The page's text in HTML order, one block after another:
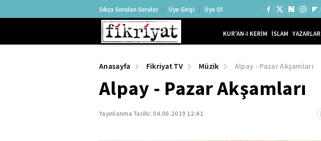
Sıkça Sorulan Sorular Üye Girişi Üye Ol
KUR'AN-I KERİM İSLAM YAZARLAR
Anasayfa Fikriyat TV Müzik Alpay - Pazar Akşamları
Alpay - Pazar Akşamları
Yayınlanma Tarihi:04.06.2019 12:41